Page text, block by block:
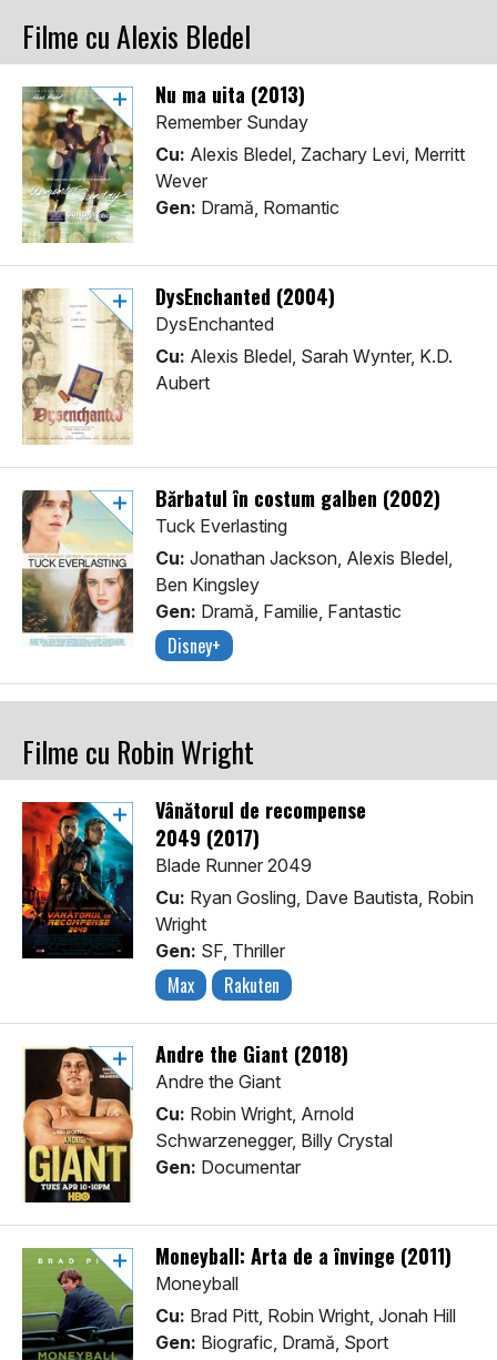
Filme cu Alexis Bledel
Nu ma uita (2013)
Remember Sunday
Cu: Alexis Bledel, Zachary Levi, Merritt
Wever
Gen: Dramă, Romantic
DysEnchanted (2004)
DysEnchanted
Cu: Alexis Bledel, Sarah Wynter, K.D.
Aubert
Bărbatul în costum galben (2002)
Tuck Everlasting
Cu: Jonathan Jackson, Alexis Bledel,
Ben Kingsley
Gen: Dramă, Familie, Fantastic
Disney+
Filme cu Robin Wright
Vânătorul de recompense
2049 (2017)
Blade Runner 2049
Cu: Ryan Gosling, Dave Bautista, Robin
Wright
Gen: SF, Thriller
Max Rakuten
Andre the Giant (2018)
Andre the Giant
Cu: Robin Wright, Arnold
Schwarzenegger, Billy Crystal
Gen: Documentar
Moneyball: Arta de a învinge (2011)
Moneyball
Cu: Brad Pitt, Robin Wright, Jonah Hill
Gen: Biografic, Dramă, Sport